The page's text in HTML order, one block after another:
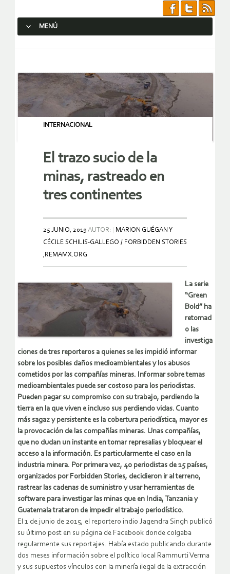
MENÚ
INTERNACIONAL
El trazo sucio de la
minas, rastreado en
tres continentes
25 JUNIO, 2019 AUTOR:
MARION GUÉGAN Y
CÉCILE SCHILIS-GALLEGO / FORBIDDEN STORIES
,REMAMX.ORG
La serie
“Green
Bold” ha
retomad
o las
investiga
ciones de tres reporteros a quienes se les impidió informar
sobre los posibles daños medioambientales y los abusos
cometidos por las compañías mineras. Informar sobre temas
medioambientales puede ser costoso para los periodistas.
Pueden pagar su compromiso con su trabajo, perdiendo la
tierra en la que viven e incluso sus perdiendo vidas. Cuanto
más sagaz y persistente es la cobertura periodística, mayor es
la provocación de las compañías mineras. Unas compañías,
que no dudan un instante en tomar represalias y bloquear el
acceso a la información. Es particularmente el caso en la
industria minera. Por primera vez, 40 periodistas de 15 países,
organizados por Forbidden Stories, decidieron ir al terreno,
rastrear las cadenas de suministro y usar herramientas de
software para investigar las minas que en India, Tanzania y
Guatemala trataron de impedir el trabajo periodístico.
El 1 de junio de 2015, el reportero indio Jagendra Singh publicó
su último post en su página de Facebook donde colgaba
regularmente sus reportajes. Había estado publicando durante
dos meses información sobre el político local Rammurti Verma
y sus supuestos vínculos con la minería ilegal de la extracción